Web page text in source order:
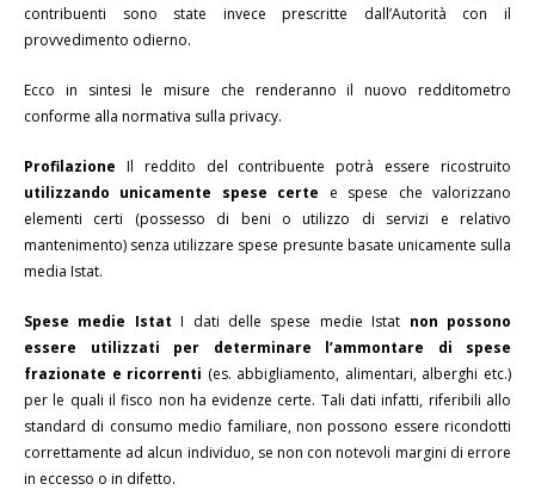
contribuenti sono state invece prescritte dall’Autorità con il
provvedimento odierno.
Ecco in sintesi le misure che renderanno il nuovo redditometro
conforme alla normativa sulla privacy.
Profilazione Il reddito del contribuente potrà essere ricostruito
utilizzando unicamente spese certe e spese che valorizzano
elementi certi (possesso di beni o utilizzo di servizi e relativo
mantenimento) senza utilizzare spese presunte basate unicamente sulla
media Istat.
Spese medie Istat I dati delle spese medie Istat non possono
essere utilizzati per determinare l’ammontare di spese
frazionate e ricorrenti (es. abbigliamento, alimentari, alberghi etc.)
per le quali il fisco non ha evidenze certe. Tali dati infatti, riferibili allo
standard di consumo medio familiare, non possono essere ricondotti
correttamente ad alcun individuo, se non con notevoli margini di errore
in eccesso o in difetto.